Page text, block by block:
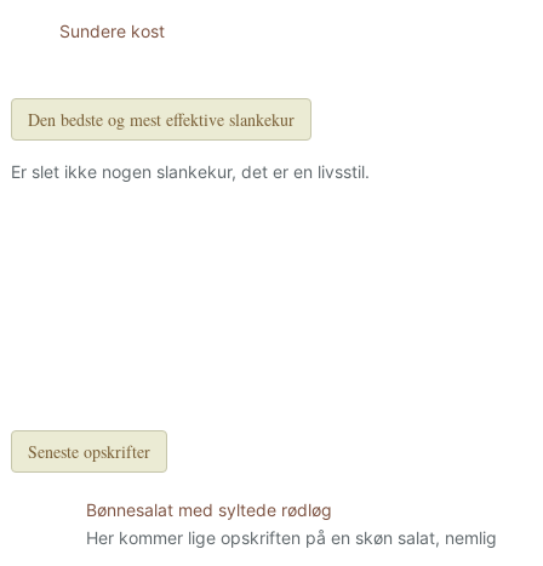
Sundere kost
Den bedste og mest effektive slankekur
Er slet ikke nogen slankekur, det er en livsstil.
Seneste opskrifter
Bønnesalat med syltede rødløg
Her kommer lige opskriften på en skøn salat, nemlig